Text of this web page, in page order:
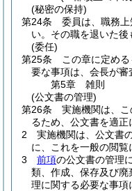
(秘密の保持)
第24条
委員は、職務
い。 その職を退いた後
(委任)
第25条
この章に定め
要な事項は、会長が審
第5章
雑則
(公文書の管理)
第26条
実施機関は、
るため、公文書を適正
2
実施機関は、公文書
に、これを一般の閲覧
3
前項の公文書の管理
類、作成、保存及び
理に関する必要な事項